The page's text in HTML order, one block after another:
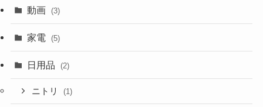
動画 (3)
家電 (5)
日用品 (2)
ニトリ (1)